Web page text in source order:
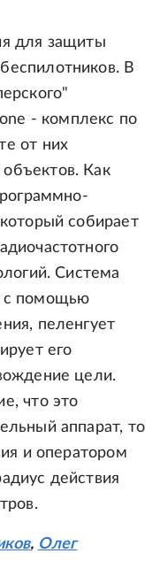
для защиты
В
- комплекс по
от них
Как
собирает
Система
с помощью
пеленгует
его
цели.
что это
аппарат, то
и оператором
действия
, Олег